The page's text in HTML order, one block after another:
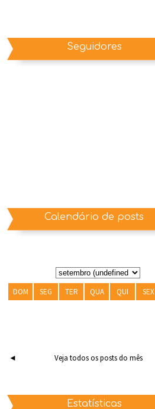
Seguidores
Calendário de posts
DOM SEG TER QUA QUI SEX
◄ Veja todos os posts do mês
Estatísticas